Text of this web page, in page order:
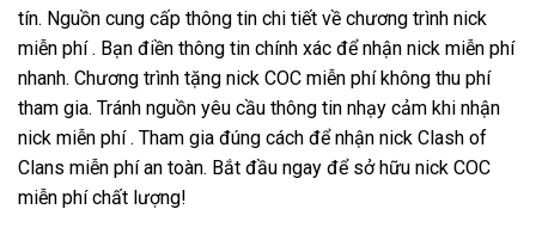
tín. Nguồn cung cấp thông tin chi tiết về chương trình nick
miễn phí . Bạn điền thông tin chính xác để nhận nick miễn phí
nhanh. Chương trình tặng nick COC miễn phí không thu phí
tham gia. Tránh nguồn yêu cầu thông tin nhạy cảm khi nhận
nick miễn phí . Tham gia đúng cách để nhận nick Clash of
Clans miễn phí an toàn. Bắt đầu ngay để sở hữu nick COC
miễn phí chất lượng!